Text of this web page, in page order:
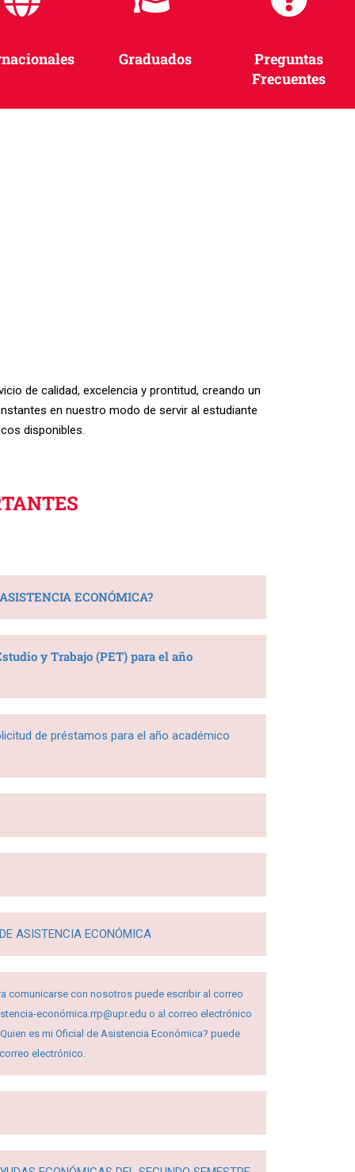
Graduados
Preguntas
Frecuentes
de calidad, excelencia y prontitud, creando un
en nuestro modo de servir al estudiante
disponibles.
ECONÓMICA?
y Trabajo (PET) para el año
de préstamos para el año académico
ASISTENCIA ECONÓMICA
comunicarse con nosotros puede escribir al correo
económica.rrp@upr.edu o al correo electrónico
es mi Oficial de Asistencia Económica? puede
electrónico.